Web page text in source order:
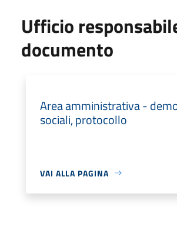
Ufficio
documento
Area amministrativa -
sociali, protocollo
VAI ALLA PAGINA